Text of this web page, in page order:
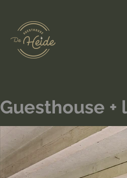
Guesthouse +